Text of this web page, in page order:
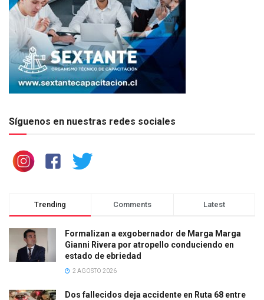
Síguenos en nuestras redes sociales
Trending Comments Latest
Formalizan a exgobernador de Marga Marga
Gianni Rivera por atropello conduciendo en
estado de ebriedad
2 AGOSTO 2026
Dos fallecidos deja accidente en Ruta 68 entre